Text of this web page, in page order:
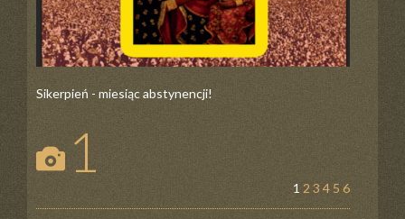
Sikerpień - miesiąc abstynencji!
1
1 2 3 4 5 6